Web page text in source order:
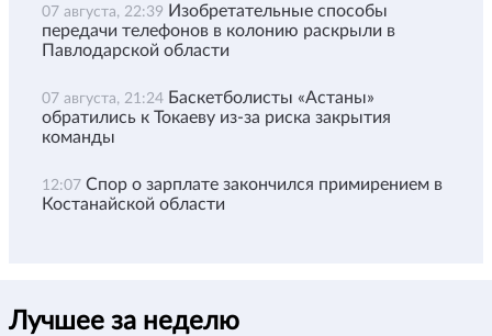
07 августа, 22:39 Изобретательные способы
передачи телефонов в колонию раскрыли в
Павлодарской области
07 августа, 21:24 Баскетболисты «Астаны»
обратились к Токаеву из-за риска закрытия
команды
12:07 Спор о зарплате закончился примирением в
Костанайской области
Лучшее за неделю